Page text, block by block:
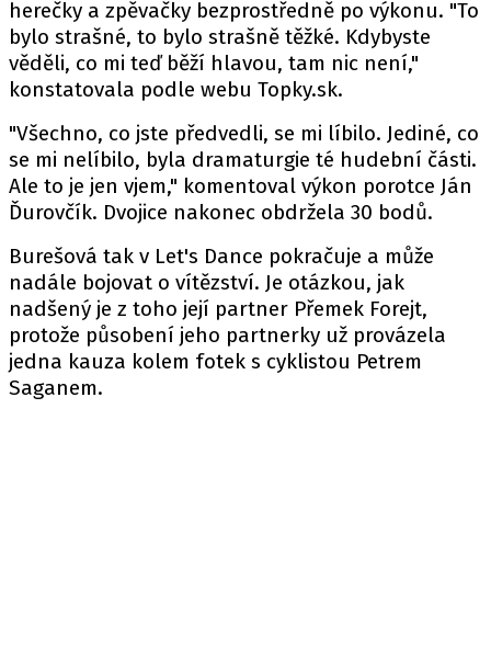
herečky a zpěvačky bezprostředně po výkonu. "To
bylo strašné, to bylo strašně těžké. Kdybyste
věděli, co mi teď běží hlavou, tam nic není,"
konstatovala podle webu Topky.sk.
"Všechno, co jste předvedli, se mi líbilo. Jediné, co
se mi nelíbilo, byla dramaturgie té hudební části.
Ale to je jen vjem," komentoval výkon porotce Ján
Ďurovčík. Dvojice nakonec obdržela 30 bodů.
Burešová tak v Let's Dance pokračuje a může
nadále bojovat o vítězství. Je otázkou, jak
nadšený je z toho její partner Přemek Forejt,
protože působení jeho partnerky už provázela
jedna kauza kolem fotek s cyklistou Petrem
Saganem.